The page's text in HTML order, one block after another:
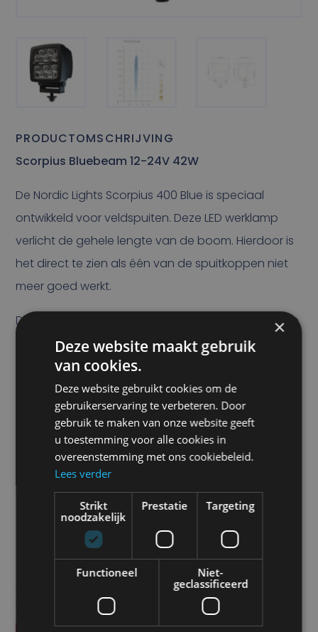
PRODUCTOMSCHRIJVING
Scorpius Bluebeam 12-24V 42W
De Nordic Lights Scorpius 400 Blue is speciaal
ontwikkeld voor veldspuiten. Deze LED werklamp
verlicht de gehele lengte van de boom. Hierdoor is
het direct te zien als één van de spuitkoppen niet
meer goed werkt.
Dit kan er namelijk voor zorgen dat een deel van de
gewassen geen beschermingsmiddelen krijgt en
daardoor onvoldoende groeit of overwoekerd
wordt door onkruid. Het blauwe licht van de
Scorpius 400 Blue dringt extra ver door water.
Ideaal dus bij een veldspuit met een boom van
enkele tientallen meters lang.
Prijs
119,00
Alle vermelde prijzen zijn exclusief btw tenzij anders
vermeld.
×
Deze website maakt gebruik
van cookies.
Deze website gebruikt cookies om de
gebruikerservaring te verbeteren. Door
gebruik te maken van onze website geeft
u toestemming voor alle cookies in
overeenstemming met ons cookiebeleid.
Lees verder
Strikt
noodzakelijk
Prestatie Targeting
Functioneel
Niet-
geclassificeerd